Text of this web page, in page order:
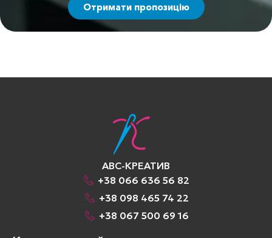
Отримати пропозицію
АВС-КРЕАТИВ
+38 066 636 56 82
+38 098 465 74 22
+38 067 500 69 16